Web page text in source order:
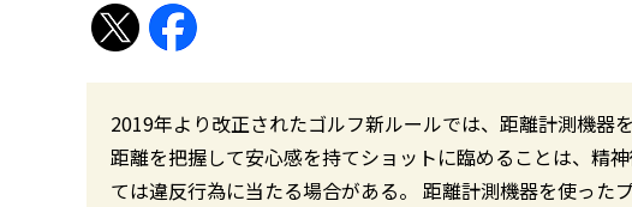
2019年より改正されたゴルフ新ルールでは、距離計測機器
距離を把握して安心感を持てショットに臨めることは、精
ては違反行為に当たる場合がある。 距離計測機器を使った